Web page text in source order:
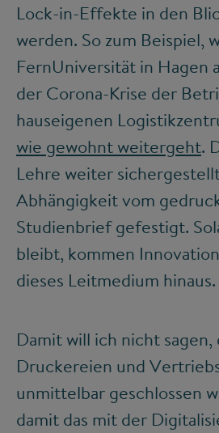
Lock-in-Effekte in den
werden. So zum Beispiel,
FernUniversität in Hagen
der Corona-Krise der
hauseigenen
wie gewohnt weitergeht.
Lehre weiter
Abhängigkeit vom
Studienbrief gefestigt.
bleibt, kommen
dieses Leitmedium hinaus.
Damit will ich nicht sagen,
Druckereien und
unmittelbar geschlossen
damit das mit der